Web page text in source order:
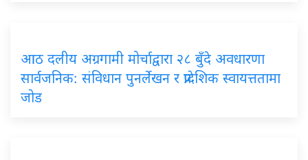
आठ दलीय अग्रगामी मोर्चाद्वारा २८ बुँदे अवधारणा
सार्वजनिक: संविधान पुनर्लेखन र प्रादेशिक स्वायत्ततामा
जोड